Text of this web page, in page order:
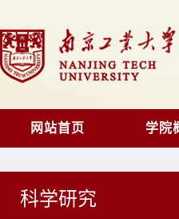
网站首页 学院
科学研究